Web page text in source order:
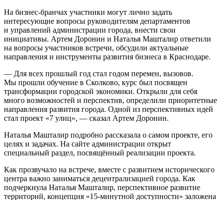
На бизнес-бранчах участники могут лично задать
интересующие вопросы руководителям департаментов
и управлений администрации города, внести свои
инициативы. Артем Доронин и Наталья Машталир ответили
на вопросы участников встречи, обсудили актуальные
направления и инструменты развития бизнеса в Краснодаре.
— Для всех прошлый год стал годом перемен, вызовов.
Мы прошли обучение в Сколково, курс был посвящен
трансформации городской экономики. Открыли для себя
много возможностей и перспектив, определили приоритетные
направления развития города. Одной из перспективных идей
стал проект «7 улиц», — сказал Артем Доронин.
Наталья Машталир подробно рассказала о самом проекте, его
целях и задачах. На сайте администрации открыт
специальный раздел, посвящённый реализации проекта.
Как прозвучало на встрече, вместе с развитием исторического
центра важно заниматься децентрализацией города. Как
подчеркнула Наталья Машталир, перспективное развитие
территорий, концепция «15-минутной доступности» заложена